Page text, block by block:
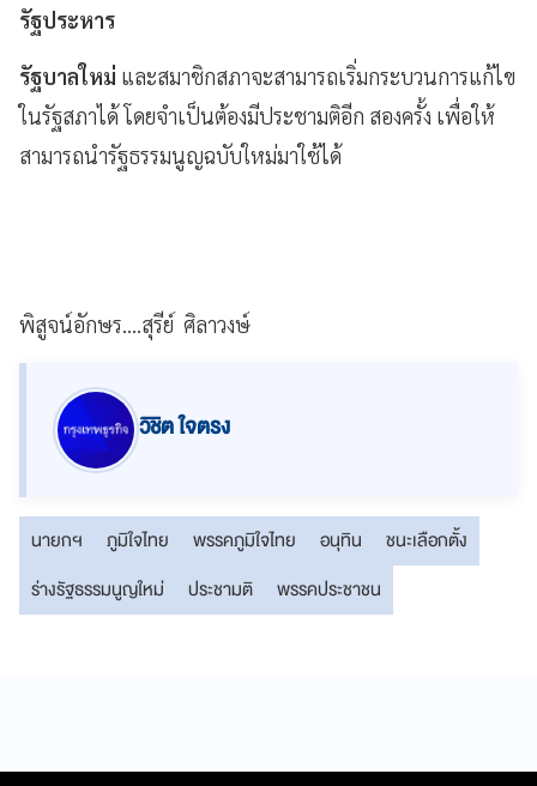
รัฐประหาร
รัฐบาลใหม่ และสมาชิกสภาจะสามารถเริ่มกระบวนการแก้ไข
ในรัฐสภาได้ โดยจำเป็นต้องมีประชามติอีก สองครั้ง เพื่อให้
สามารถนำรัฐธรรมนูญฉบับใหม่มาใช้ได้
พิสูจน์อักษร....สุรีย์ ศิลาวงษ์
วิชิต ใจตรง
นายกฯ ภูมิใจไทย พรรคภูมิใจไทย อนุทิน
ชนะเลือกตั้ง
ร่างรัฐธรรมนูญใหม่
ประชามติ พรรคประชาชน